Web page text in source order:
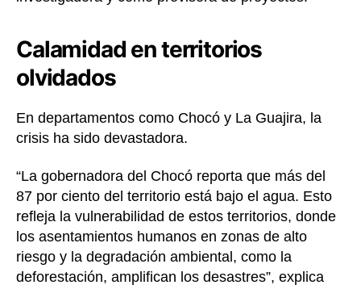
Calamidad en territorios
olvidados
En departamentos como Chocó y La Guajira, la
crisis ha sido devastadora.
“La gobernadora del Chocó reporta que más del
87 por ciento del territorio está bajo el agua. Esto
refleja la vulnerabilidad de estos territorios, donde
los asentamientos humanos en zonas de alto
riesgo y la degradación ambiental, como la
deforestación, amplifican los desastres”, explica